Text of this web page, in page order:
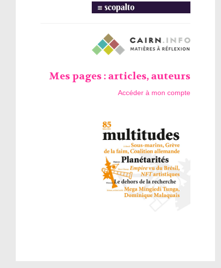
Mes pages : articles, auteurs
Accéder à mon compte